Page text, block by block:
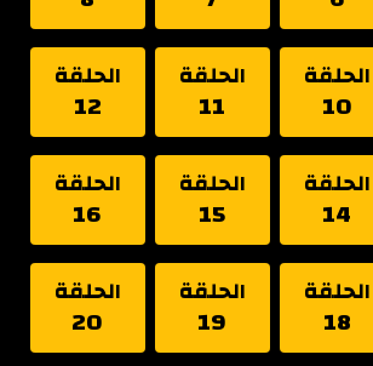
الحلقة
10
الحلقة
11
الحلقة
12
الحلقة
14
الحلقة
15
الحلقة
16
الحلقة
18
الحلقة
19
الحلقة
20